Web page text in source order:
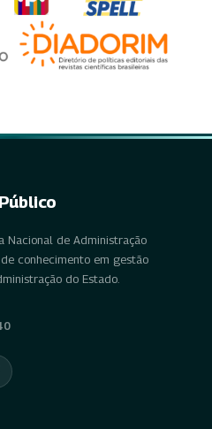
Nacional de Administração
conhecimento em gestão
do Estado.